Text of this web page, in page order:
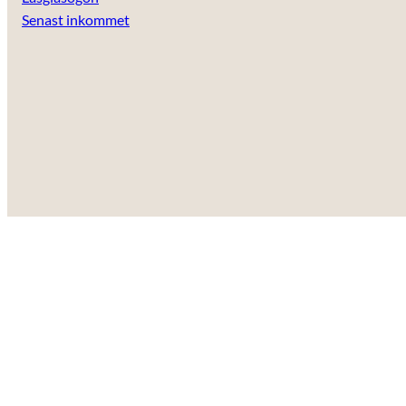
Senast inkommet
anpassat innehåll
och erbjudanden.